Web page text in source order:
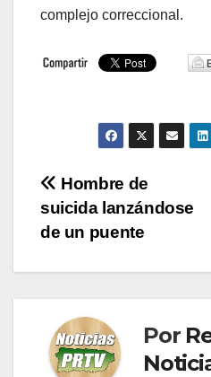
complejo correccional.
Navegación
de
entradas
Hombre de
suicida lanzándose
de un puente
Por